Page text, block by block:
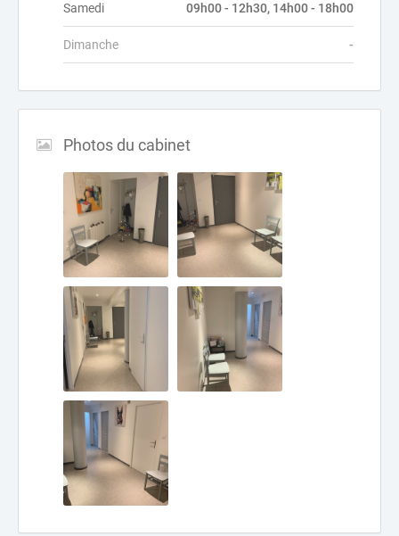
Samedi 09h00 - 12h30, 14h00 - 18h00
Dimanche -
Photos du cabinet